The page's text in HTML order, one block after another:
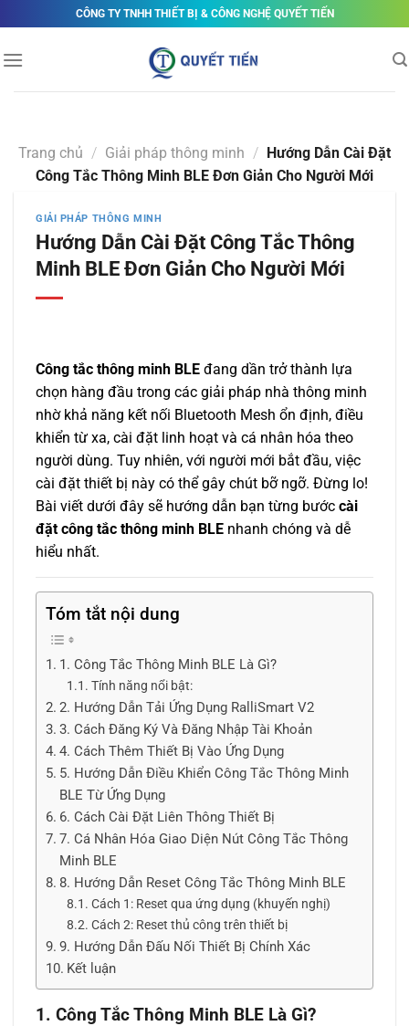
to
content
CÔNG TY TNHH THIẾT BỊ & CÔNG NGHỆ QUYẾT TIẾN
Trang chủ / Giải pháp thông minh / Hướng Dẫn Cài Đặt
Công Tắc Thông Minh BLE Đơn Giản Cho Người Mới
GIẢI PHÁP THÔNG MINH
Hướng Dẫn Cài Đặt Công Tắc Thông
Minh BLE Đơn Giản Cho Người Mới
Công tắc thông minh BLE đang dần trở thành lựa
chọn hàng đầu trong các giải pháp nhà thông minh
nhờ khả năng kết nối Bluetooth Mesh ổn định, điều
khiển từ xa, cài đặt linh hoạt và cá nhân hóa theo
người dùng. Tuy nhiên, với người mới bắt đầu, việc
cài đặt thiết bị này có thể gây chút bỡ ngỡ. Đừng lo!
Bài viết dưới đây sẽ hướng dẫn bạn từng bước cài
đặt công tắc thông minh BLE nhanh chóng và dễ
hiểu nhất.
Tóm tắt nội dung
1. Công Tắc Thông Minh BLE Là Gì?
Tính năng nổi bật:
2. Hướng Dẫn Tải Ứng Dụng RalliSmart V2
3. Cách Đăng Ký Và Đăng Nhập Tài Khoản
4. Cách Thêm Thiết Bị Vào Ứng Dụng
5. Hướng Dẫn Điều Khiển Công Tắc Thông Minh
BLE Từ Ứng Dụng
6. Cách Cài Đặt Liên Thông Thiết Bị
7. Cá Nhân Hóa Giao Diện Nút Công Tắc Thông
Minh BLE
8. Hướng Dẫn Reset Công Tắc Thông Minh BLE
Cách 1: Reset qua ứng dụng (khuyến nghị)
Cách 2: Reset thủ công trên thiết bị
9. Hướng Dẫn Đấu Nối Thiết Bị Chính Xác
Kết luận
1. Công Tắc Thông Minh BLE Là Gì?